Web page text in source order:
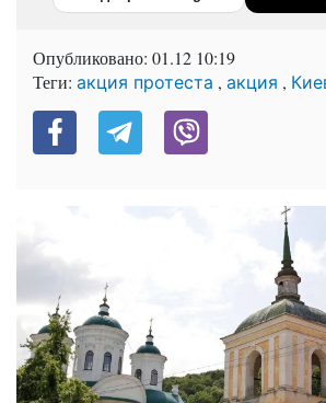
Опубликовано: 01.12 10:19
Теги: акция протеста , акция ,